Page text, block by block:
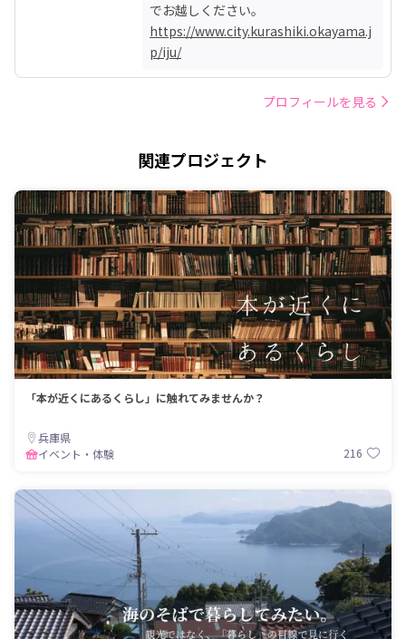
https://www.city.kurashiki.okayama.j
p/iju/
プロフィールを見る
関連プロジェクト
「本が近くにあるくらし」に触れてみませんか？
兵庫県
イベント・体験
216